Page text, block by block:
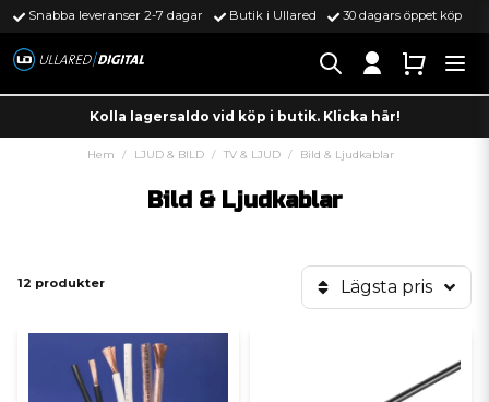
Snabba leveranser 2-7 dagar Butik i Ullared 30 dagars öppet köp
Kolla lagersaldo vid köp i butik. Klicka här!
Hem LJUD & BILD TV & LJUD Bild & Ljudkablar
Bild & Ljudkablar
12 produkter Lägsta pris